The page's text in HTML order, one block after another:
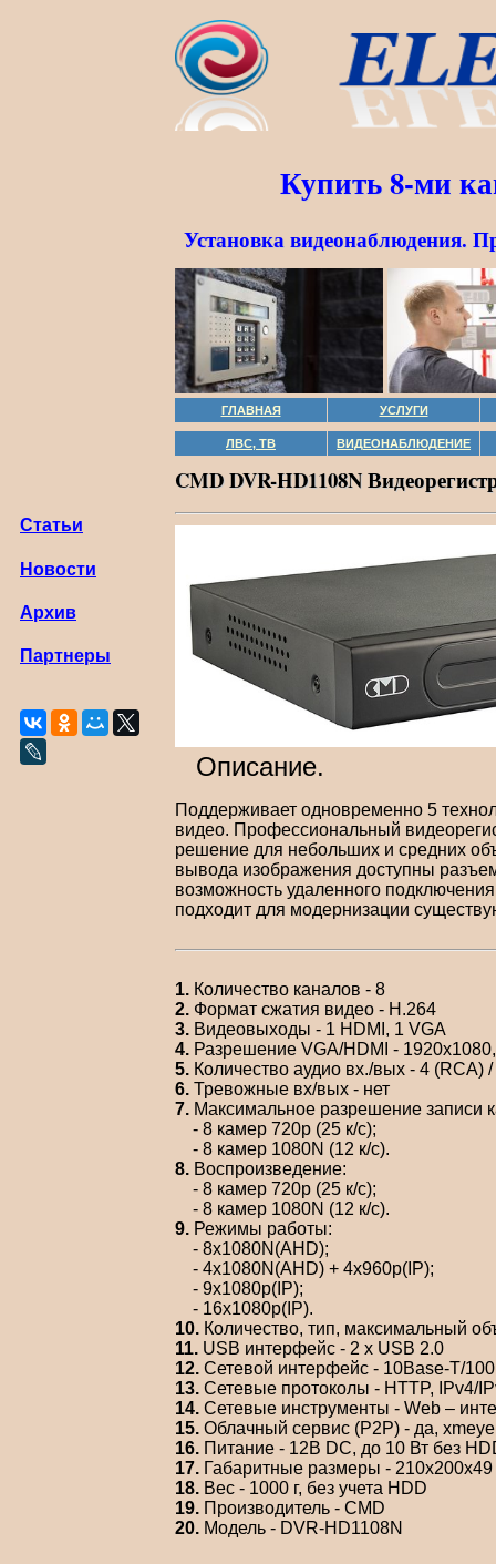
Купить 8-ми
Установка видеонаблюдения.
ГЛАВНАЯ УСЛУГИ
ЛВС, ТВ ВИДЕОНАБЛЮДЕНИЕ
Статьи
Новости
Архив
Партнеры
CMD DVR-HD1108N
Описание.
Поддерживает одновременно 5
видео. Профессиональный
решение для небольших и средних
вывода изображения доступны
возможность удаленного
подходит для модернизации
1. Количество каналов - 8
2. Формат сжатия видео - Н.264
3. Видеовыходы - 1 HDMI, 1 VGA
4. Разрешение VGA/HDMI -
5. Количество аудио вх./вых - 4 (RCA)
6. Тревожные вх/вых - нет
7. Максимальное разрешение записи
- 8 камер 720p (25 к/с);
- 8 камер 1080N (12 к/с).
8. Воспроизведение:
- 8 камер 720p (25 к/с);
- 8 камер 1080N (12 к/с).
9. Режимы работы:
- 8x1080N(AHD);
- 4x1080N(AHD) + 4x960р(IP);
- 9x1080p(IP);
- 16x1080p(IP).
10. Количество, тип, максимальный
11. USB интерфейс - 2 x USB 2.0
12. Сетевой интерфейс - 10Base-T/
13. Сетевые протоколы - HTTP, IPv4/
14. Сетевые инструменты - Web –
15. Облачный сервис (P2P) - да,
16. Питание - 12В DC, до 10 Вт без
17. Габаритные размеры -
18. Вес - 1000 г, без учета HDD
19. Производитель - CMD
20. Модель - DVR-HD1108N